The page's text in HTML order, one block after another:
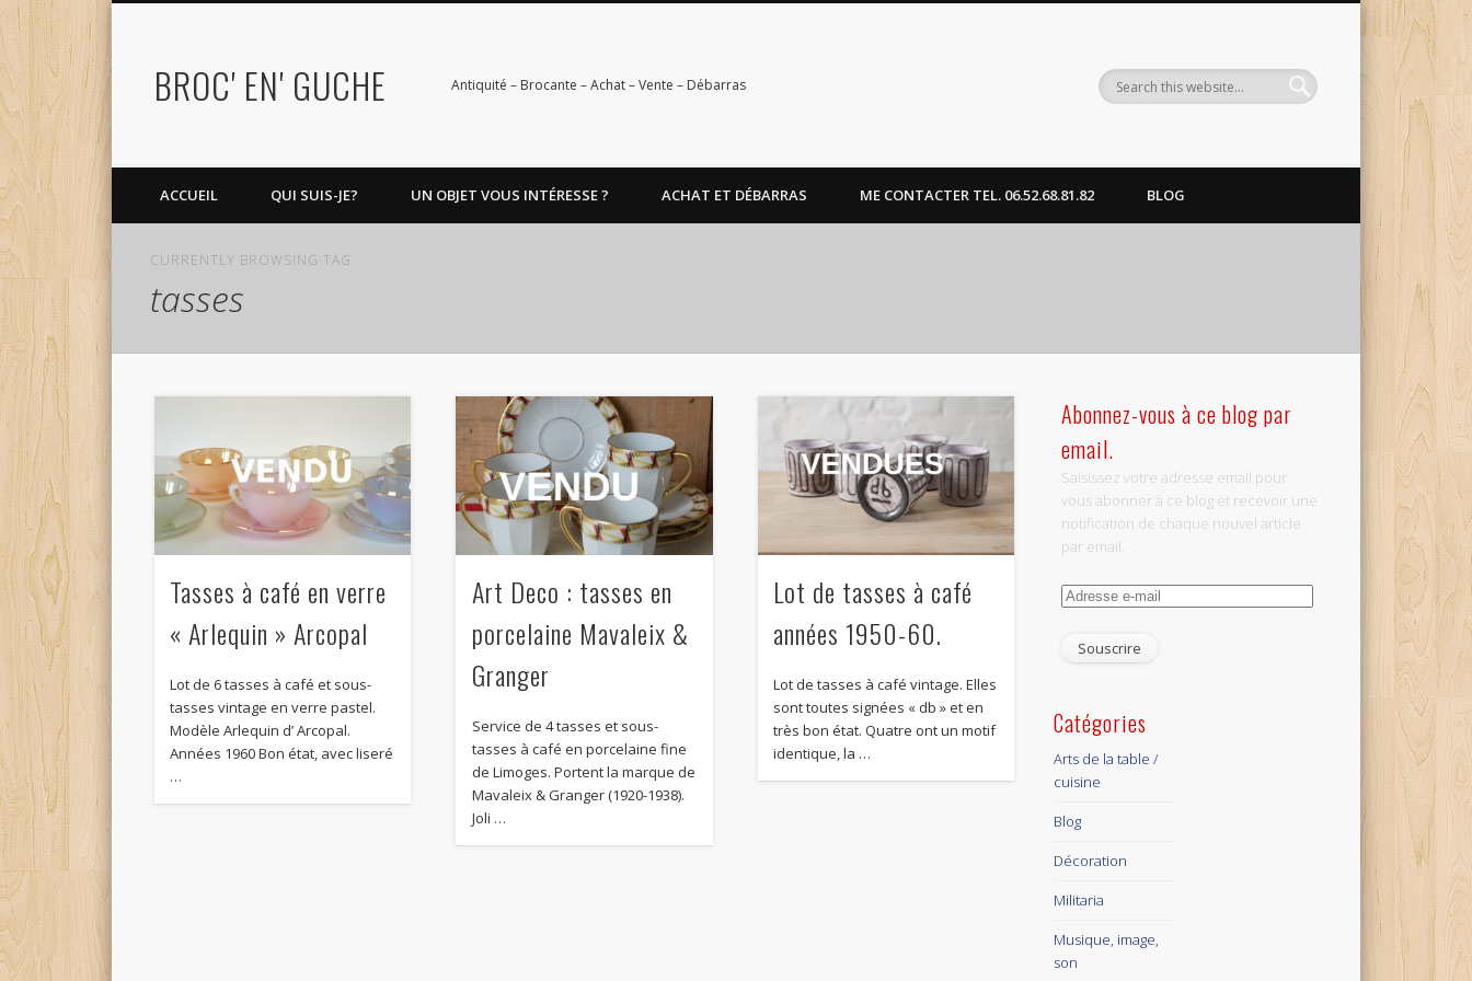
BROC' EN' GUCHE Antiquité – Brocante – Achat – Vente – Débarras
ACCUEIL QUI SUIS-JE? UN OBJET VOUS INTÉRESSE ? ACHAT ET DÉBARRAS ME CONTACTER TEL. 06.52.68.81.82 BLOG
CURRENTLY BROWSING TAG
tasses
Tasses à café en verre
« Arlequin » Arcopal
Lot de 6 tasses à café et sous-
tasses vintage en verre pastel.
Modèle Arlequin d’ Arcopal.
Années 1960 Bon état, avec liseré
…
Art Deco : tasses en
porcelaine Mavaleix &
Granger
Service de 4 tasses et sous-
tasses à café en porcelaine fine
de Limoges. Portent la marque de
Mavaleix & Granger (1920-1938).
Joli …
Lot de tasses à café
années 1950-60.
Lot de tasses à café vintage. Elles
sont toutes signées « db » et en
très bon état. Quatre ont un motif
identique, la …
Abonnez-vous à ce blog par
email.
Saisissez votre adresse email pour
vous abonner à ce blog et recevoir une
notification de chaque nouvel article
par email.
Adresse
mail
Catégories
Arts de la table /
cuisine
Blog
Décoration
Militaria
Musique, image,
son